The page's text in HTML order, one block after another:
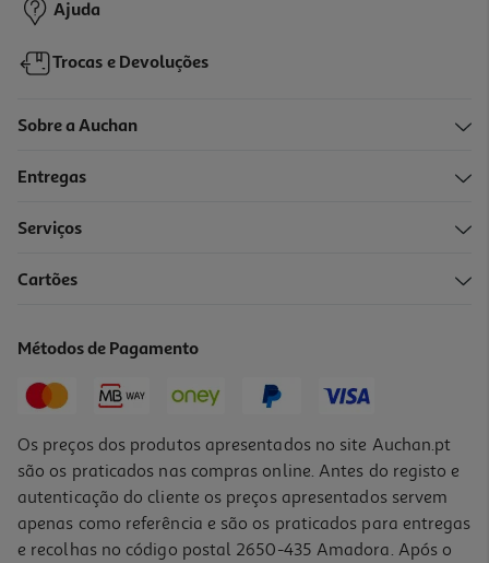
-30%
Price reduced from
4,29 €to
Promoção
Ajuda
Trocas e Devoluções
Sobre a Auchan
Entregas
Serviços
Cartões
Métodos de Pagamento
Os preços dos produtos apresentados no site Auchan.pt
são os praticados nas compras online. Antes do registo e
autenticação do cliente os preços apresentados servem
apenas como referência e são os praticados para entregas
e recolhas no código postal 2650-435 Amadora. Após o